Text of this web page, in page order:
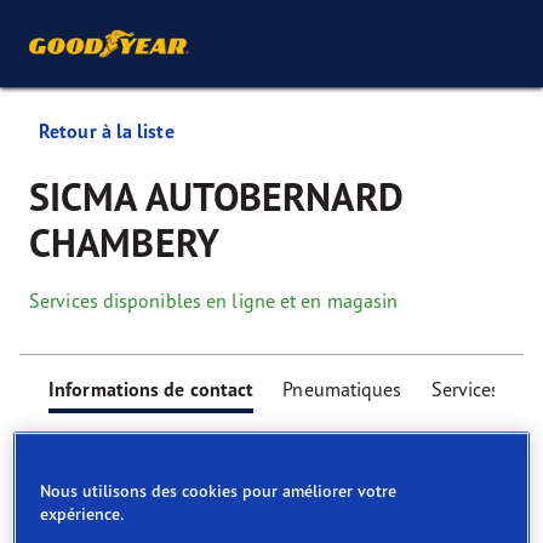
Retour à la liste
SICMA AUTOBERNARD
CHAMBERY
Services disponibles en ligne et en magasin
Informations de contact Pneumatiques Services
Nous utilisons des cookies pour améliorer votre
expérience.